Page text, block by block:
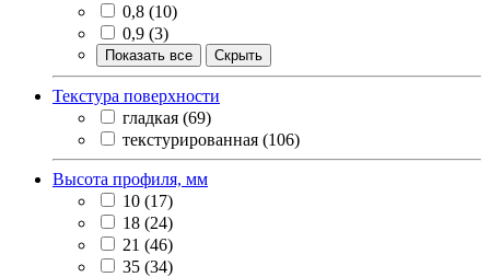
0,8 (10)
0,9 (3)
Показать все Скрыть
Текстура поверхности
гладкая (69)
текстурированная (106)
Высота профиля, мм
10 (17)
18 (24)
21 (46)
35 (34)